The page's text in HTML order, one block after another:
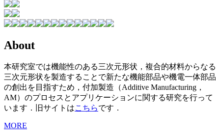
About
本研究室では機能性のある三次元形状，複合的材料からなる
三次元形状を製造することで新たな機能部品や機電一体部品
の創出を目指すため，付加製造（Additive Manufacturing，
AM）のプロセスとアプリケーションに関する研究を行って
います．旧サイトはこちらです．
MORE